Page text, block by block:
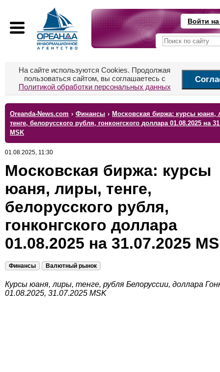
Войти
На сайте используются Cookies. Продолжая
пользоваться сайтом, вы соглашаетесь с
Политикой обработки персональных данных
Oreanda-News.com › Финансы › Московская биржа: курсы юаня,
тенге, белорусского рубля, гонконгского доллара 01.08.2025 на
MSK
01.08.2025, 11:30
Московская биржа: курсы
юаня, лиры, тенге,
белорусского рубля,
гонконгского доллара
01.08.2025 на 31.07.2025
Финансы Валютный рынок
Курсы юаня, лиры, тенге, рубля Белоруссии, доллара
01.08.2025, 31.07.2025 MSK